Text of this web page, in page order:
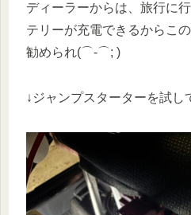
ディーラーからは、旅行に
テリーが充電できるからこ
勧められ(⌒-⌒; )
↓ジャンプスターターを試し